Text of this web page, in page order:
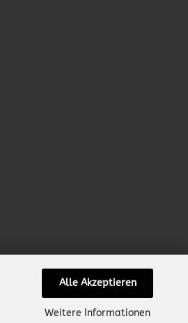
Alle Akzeptieren
Weitere Informationen